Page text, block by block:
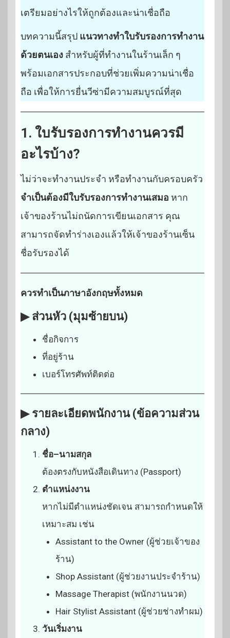
เตรียมอย่างไรให้ถูกต้องและน่าเชื่อถือ
บทความนี้สรุป แนวทางทำใบรับรองการทำงาน
ด้วยตนเอง สำหรับผู้ที่ทำงานในร้านเล็ก ๆ
พร้อมเอกสารประกอบที่ช่วยเพิ่มความน่าเชื่อ
ถือ เพื่อให้การยื่นวีซ่ามีความสมบูรณ์ที่สุด
1. ใบรับรองการทำงานควรมี
อะไรบ้าง?
ไม่ว่าจะทำงานประจำ หรือทำงานกับครอบครัว
จำเป็นต้องมีใบรับรองการทำงานเสมอ หาก
เจ้าของร้านไม่ถนัดการเขียนเอกสาร คุณ
สามารถจัดทำร่างเองแล้วให้เจ้าของร้านเซ็น
ชื่อรับรองได้
ควรทำเป็นภาษาอังกฤษทั้งหมด
▶ ส่วนหัว (มุมซ้ายบน)
ชื่อกิจการ
ที่อยู่ร้าน
เบอร์โทรศัพท์ติดต่อ
▶ รายละเอียดพนักงาน (ข้อความส่วน
กลาง)
ชื่อ–นามสกุล
ต้องตรงกับหนังสือเดินทาง (Passport)
ตำแหน่งงาน
หากไม่มีตำแหน่งชัดเจน สามารถกำหนดให้
เหมาะสม เช่น
Assistant to the Owner (ผู้ช่วยเจ้าของ
ร้าน)
Shop Assistant (ผู้ช่วยงานประจำร้าน)
Massage Therapist (พนักงานนวด)
Hair Stylist Assistant (ผู้ช่วยช่างทำผม)
วันเริ่มงาน